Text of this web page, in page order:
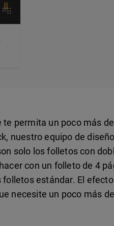
permita un poco más
nuestro equipo de
solo los folletos con
con un folleto de 4
estándar. El
necesite un poco más